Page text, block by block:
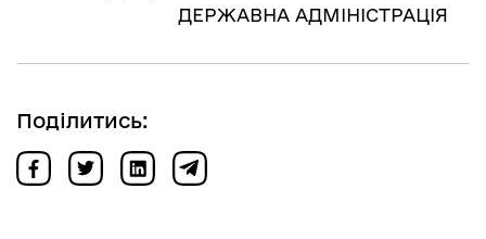
ДЕРЖАВНА АДМІНІСТРАЦІЯ
Поділитись: